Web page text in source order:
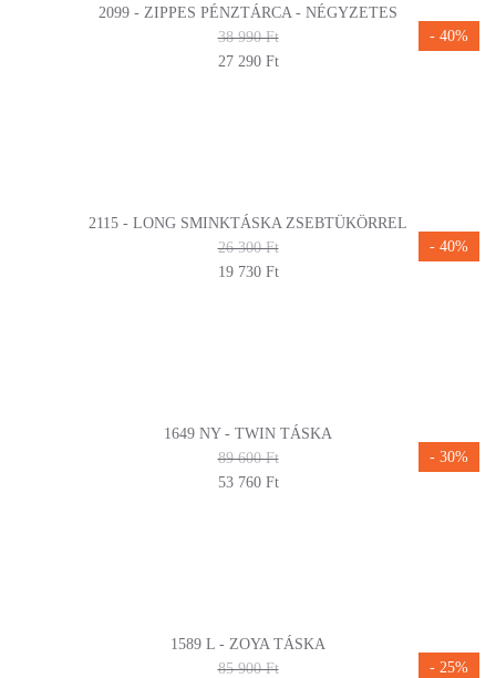
2099 - ZIPPES PÉNZTÁRCA - NÉGYZETES
38 990 Ft
27 290 Ft
2115 - LONG SMINKTÁSKA ZSEBTÜKÖRREL
26 300 Ft
19 730 Ft
1649 NY - TWIN TÁSKA
89 600 Ft
53 760 Ft
- 40%
1589 L - ZOYA TÁSKA
85 900 Ft
- 40%
- 30%
- 25%